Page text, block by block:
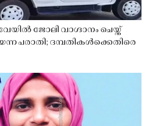
ജോലി വാഗ്ദാനം ചെയ്ത്
പരാതി; ദമ്പതികൾക്കെതിരെ